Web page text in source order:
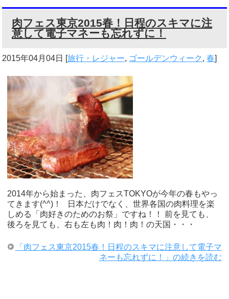
肉フェス東京2015春！日程のスキマに注
意して電子マネーも忘れずに！
2015年04月04日 [旅行・レジャー, ゴールデンウィーク ,春]
2014年から始まった、肉フェスTOKYOが今年の春もやっ
てきます(^^)！ 日本だけでなく、世界各国の肉料理を楽
しめる「肉好きのためのお祭」ですね！！ 前を見ても、
後ろを見ても、右も左も肉！肉！肉！の天国・・・
「肉フェス東京2015春！日程のスキマに注意して電子マ
ネーも忘れずに！」の続きを読む